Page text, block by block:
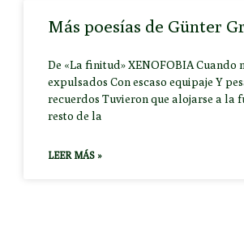
Más poesías de Günter
De «La finitud» XENOFOBIA Cuando
expulsados Con escaso equipaje Y
recuerdos Tuvieron que alojarse a la
resto de la
LEER MÁS »